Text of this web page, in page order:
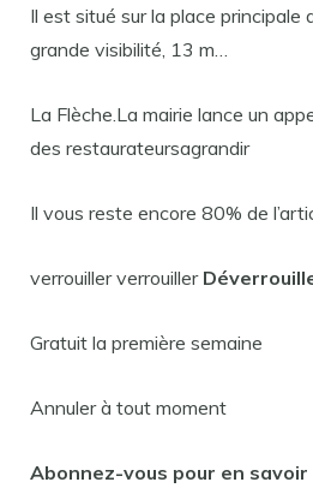
Il est situé sur la place principale
grande visibilité, 13 m…
La Flèche.La mairie lance un
des restaurateursagrandir
Il vous reste encore 80% de
verrouiller verrouiller
Gratuit la première semaine
Annuler à tout moment
Abonnez-vous pour en savoir